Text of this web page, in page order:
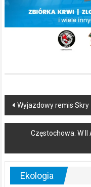
Post
navigation
Wyjazdowy remis Skry
Częstochowa. W
Ekologia